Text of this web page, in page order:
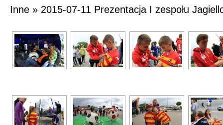
Inne » 2015-07-11 Prezentacja I zespołu